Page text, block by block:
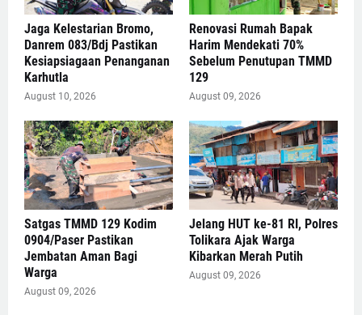
Jaga Kelestarian Bromo,
Danrem 083/Bdj Pastikan
Kesiapsiagaan Penanganan
Karhutla
August 10, 2026
Renovasi Rumah Bapak
Harim Mendekati 70%
Sebelum Penutupan TMMD
129
August 09, 2026
Satgas TMMD 129 Kodim
0904/Paser Pastikan
Jembatan Aman Bagi
Warga
August 09, 2026
Jelang HUT ke-81 RI, Polres
Tolikara Ajak Warga
Kibarkan Merah Putih
August 09, 2026